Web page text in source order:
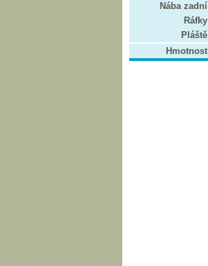
Nába zadní
Ráfky
Pláště
Hmotnost